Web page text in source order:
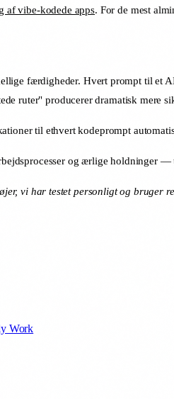
af vibe-kodede apps. For de mest
færdigheder. Hvert prompt til
ruter" producerer dramatisk mere
til ethvert kodeprompt
og ærlige holdninger —
vi har testet personligt og bruger
Work